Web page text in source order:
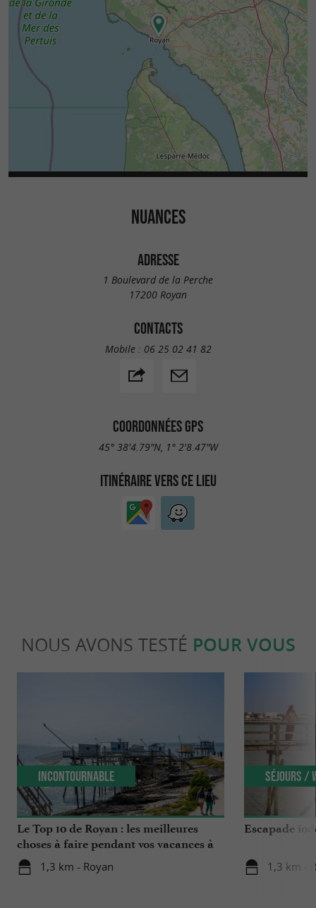
NUANCES
ADRESSE
1 Boulevard de la Perche
17200 Royan
CONTACTS
Mobile : 06 25 02 41 82
COORDONNÉES GPS
45° 38'4.79"N, 1° 2'8.47"W
ITINÉRAIRE VERS CE LIEU
NOUS AVONS TESTÉ POUR VOUS
Le Top 10 de Royan : les meilleures
choses à faire pendant vos vacances à
Royan !
1,3 km - Royan
Incontournable
Escapade
1,3 km -
Séjours /